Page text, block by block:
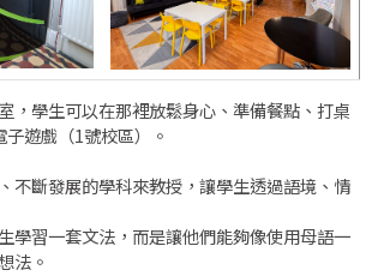
，學生可以在那裡放鬆身心、準備餐點、打桌
遊戲（1號校區）。
不斷發展的學科來教授，讓學生透過語境、情
學習一套文法，而是讓他們能夠像使用母語一
法。